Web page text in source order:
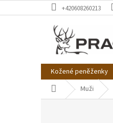
na
+420608260213
Kožené peněženky
Domů Muži